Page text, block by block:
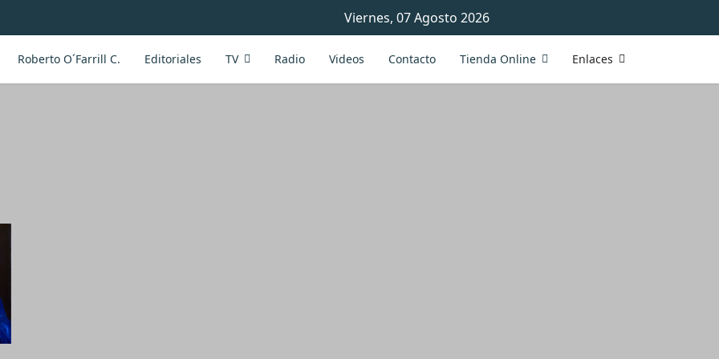
Viernes, 07 Agosto 2026
Roberto O´Farrill C. Editoriales TV Radio Videos Contacto Tienda Online Enlaces